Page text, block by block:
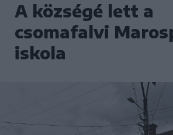
A községé lett a
csomafalvi
iskola